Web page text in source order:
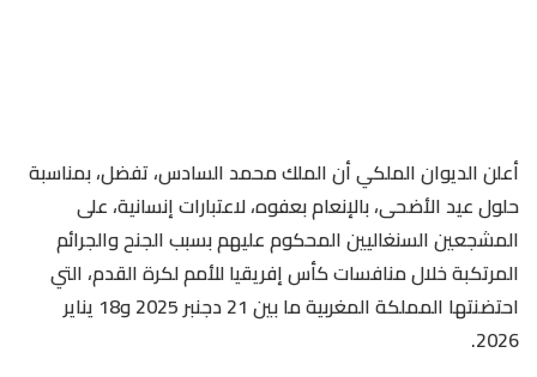
أعلن الديوان الملكي أن الملك محمد السادس، تفضل، بمناسبة
حلول عيد الأضحى، بالإنعام بعفوه، لاعتبارات إنسانية، على
المشجعين السنغاليين المحكوم عليهم بسبب الجنح والجرائم
المرتكبة خلال منافسات كأس إفريقيا للأمم لكرة القدم، التي
احتضنتها المملكة المغربية ما بين 21 دجنبر 2025 و18 يناير
2026.